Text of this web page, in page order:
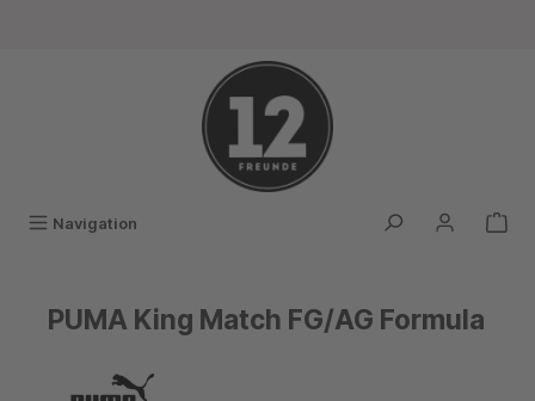
Navigation
PUMA King Match FG/AG Formula